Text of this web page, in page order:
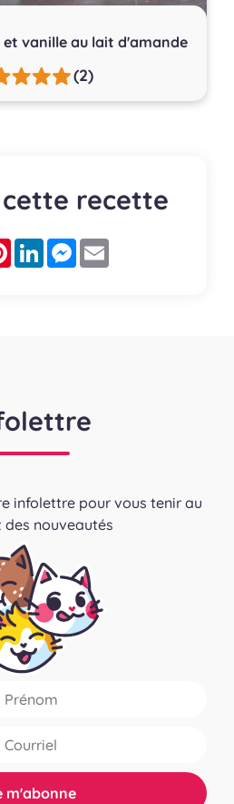
et vanille au lait d'amande
(2)
recette
PinterestLinkedInMessenger
infolettre pour vous tenir au
des nouveautés